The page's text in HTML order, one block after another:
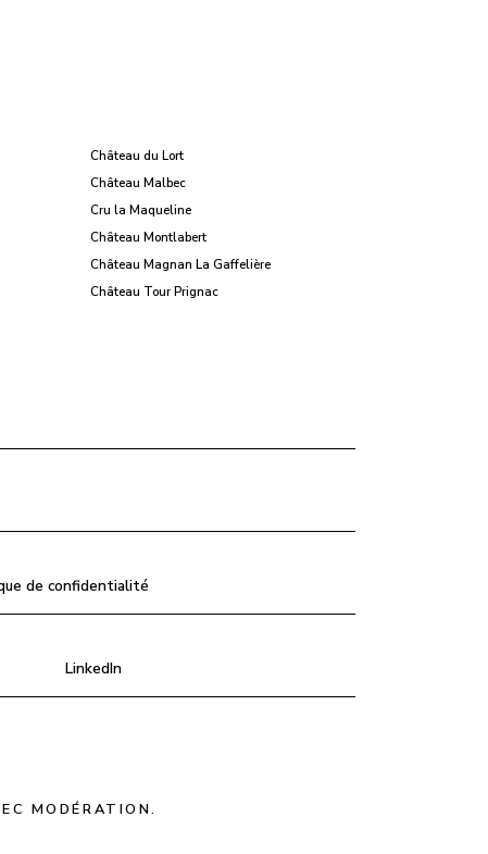
Château du Lort
Château Malbec
Cru la Maqueline
Château Montlabert
Château Magnan La Gaffelière
Château Tour Prignac
de confidentialité
LinkedIn
MODÉRATION.